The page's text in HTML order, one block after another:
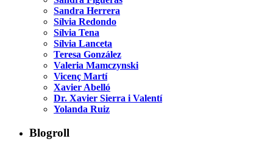
Sandra Herrera
Sílvia Redondo
Sílvia Tena
Sílvia Lanceta
Teresa González
Valeria Mamczynski
Vicenç Martí
Xavier Abelló
Dr. Xavier Sierra i Valentí
Yolanda Ruiz
Blogroll